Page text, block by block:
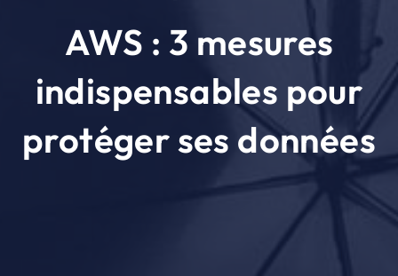
AWS : 3 mesures
indispensables pour
protéger ses données